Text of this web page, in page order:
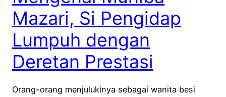
Mazari, Si Pengidap
Lumpuh dengan
Deretan Prestasi
Orang-orang menjulukinya sebagai wanita besi